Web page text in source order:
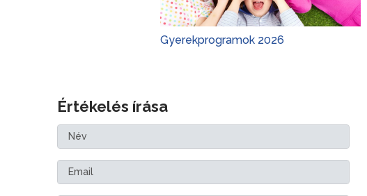
Gyerekprogramok 2026
Értékelés írása